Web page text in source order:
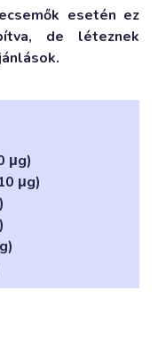
esetén ez
de léteznek
μg)
μg)